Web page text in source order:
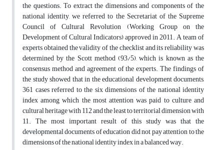
the questions. To extract the dimensions and components of the
national identity, we referred to the Secretariat of the Supreme
Council of Cultural Revolution (Working Group on the
Development of Cultural Indicators) approved in 2011. A team of
experts obtained the validity of the checklist and its reliability was
determined by the Scott method (93/5), which is known as the
consensus method and agreement of the experts. The findings of
the study showed that in the educational development documents,
361 cases referred to the six dimensions of the national identity
index among which the most attention was paid to culture and
cultural heritage with 112 and the least to territorial dimension with
11. The most important result of this study was that the
developmental documents of education did not pay attention to the
dimensions of the national identity index in a balanced way.